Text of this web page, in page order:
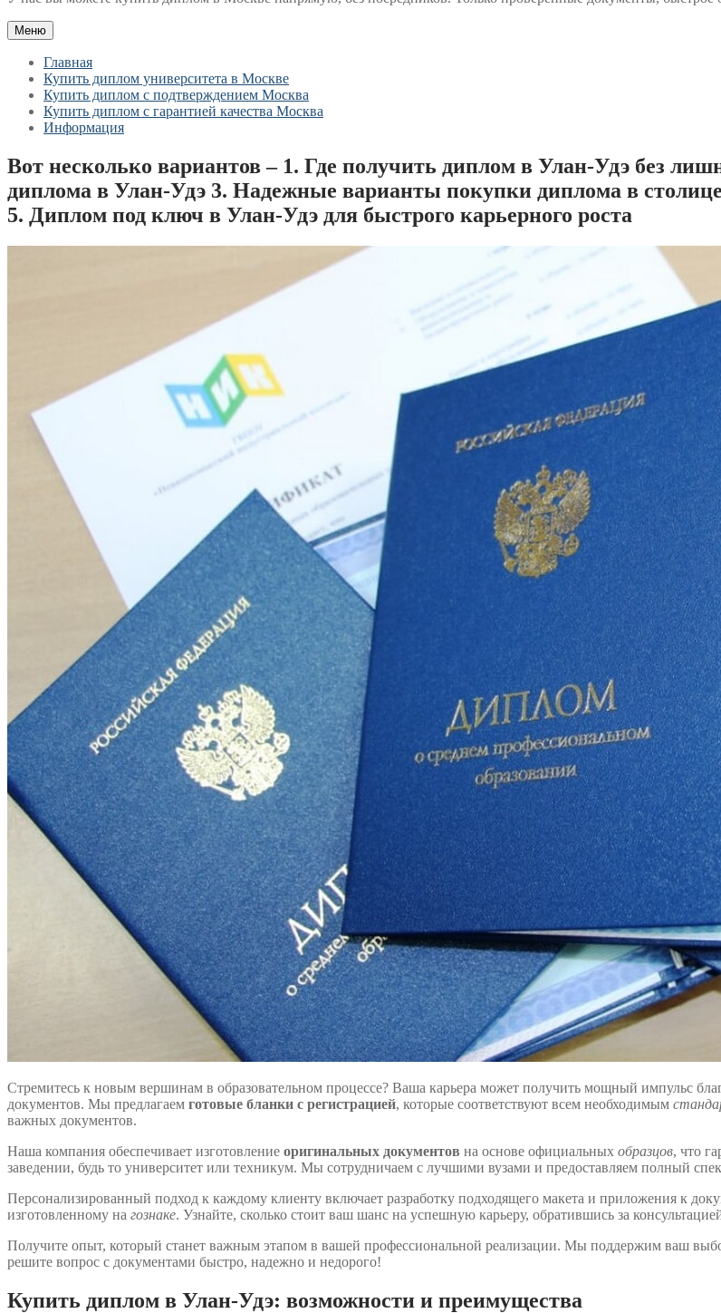
Меню
Главная
Купить диплом университета в Москве
Купить диплом с подтверждением Москва
Купить диплом с гарантией качества Москва
Информация
Вот несколько вариантов – 1. Где получить диплом в Улан-Удэ без
диплома в Улан-Удэ 3. Надежные варианты покупки диплома в
5. Диплом под ключ в Улан-Удэ для быстрого карьерного роста
Стремитесь к новым вершинам в образовательном процессе? Ваша карьера может получить мощный импульс
документов. Мы предлагаем готовые бланки с регистрацией, которые соответствуют всем необходимым
важных документов.
Наша компания обеспечивает изготовление оригинальных документов на основе официальных образцов, что
заведении, будь то университет или техникум. Мы сотрудничаем с лучшими вузами и предоставляем полный
Персонализированный подход к каждому клиенту включает разработку подходящего макета и приложения к
изготовленному на гознаке. Узнайте, сколько стоит ваш шанс на успешную карьеру, обратившись за
Получите опыт, который станет важным этапом в вашей профессиональной реализации. Мы поддержим ваш
решите вопрос с документами быстро, надежно и недорого!
Купить диплом в Улан-Удэ: возможности и преимущества